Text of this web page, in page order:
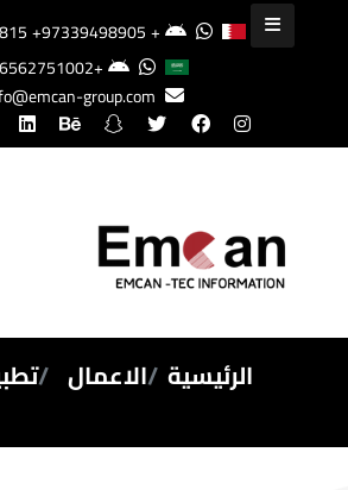
+97333228815
+97339498905
+966562751002
group.com
الرئيسية الاعمال